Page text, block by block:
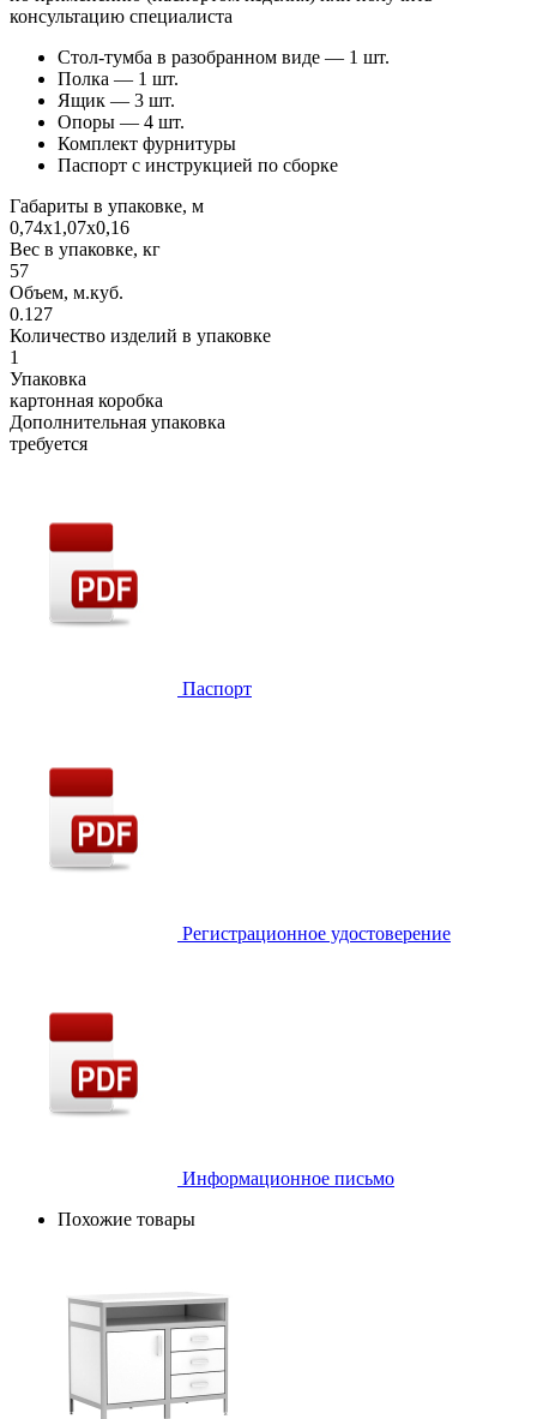
консультацию специалиста
Стол-тумба в разобранном виде — 1 шт.
Полка — 1 шт.
Ящик — 3 шт.
Опоры — 4 шт.
Комплект фурнитуры
Паспорт с инструкцией по сборке
Габариты в упаковке, м
0,74х1,07х0,16
Вес в упаковке, кг
57
Объем, м.куб.
0.127
Количество изделий в упаковке
1
Упаковка
картонная коробка
Дополнительная упаковка
требуется
Паспорт
Регистрационное удостоверение
Информационное письмо
Похожие товары